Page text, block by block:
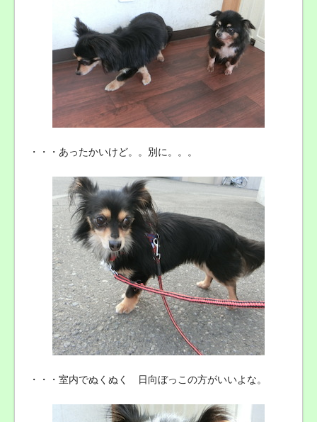
・・・あったかいけど。。別に。。。
・・・室内でぬくぬく 日向ぼっこの方がいいよな。